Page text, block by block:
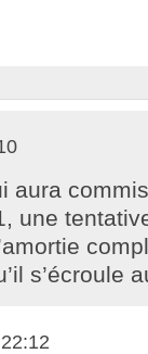
aura
une
s’écroule